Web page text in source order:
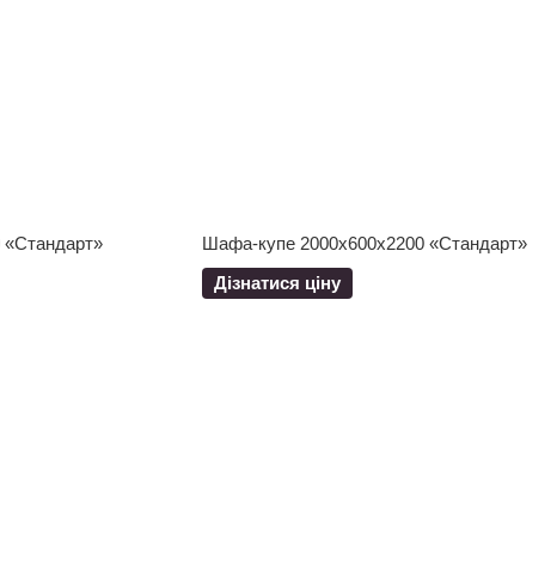
Шафа-купе 2000x600x2200 «Стандарт»
Дізнатися ціну